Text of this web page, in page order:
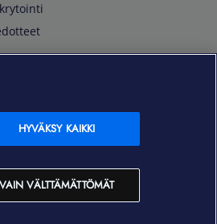
Self Service
to Finland
Corporation
VAIN VÄLTTÄMÄTTÖMÄT
HYVÄKSY KAIKKI